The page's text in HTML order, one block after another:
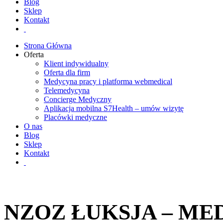
Blog
Sklep
Kontakt
Strona Główna
Oferta
Klient indywidualny
Oferta dla firm
Medycyna pracy i platforma webmedical
Telemedycyna
Concierge Medyczny
Aplikacja mobilna S7Health – umów wizytę
Placówki medyczne
O nas
Blog
Sklep
Kontakt
NZOZ ŁUKSJA –